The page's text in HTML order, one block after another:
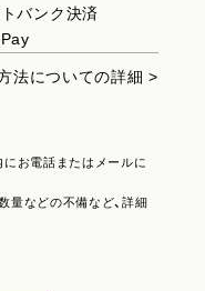
バンク決済
法についての詳細 >
お電話またはメールに
量などの不備など、詳細